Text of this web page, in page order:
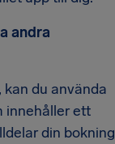
andra
du använda
innehåller ett
din bokning